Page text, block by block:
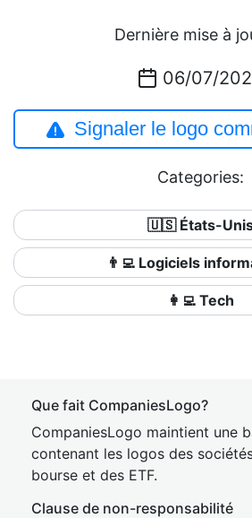
Dernière mise à
06/07/
Signaler le logo
Categories:
🇺🇸 États-
👨‍💻 Logiciels
👩‍💻 Tech
Que fait CompaniesLogo?
CompaniesLogo maintient une
contenant les logos des
bourse et des ETF.
Clause de non-responsabilité